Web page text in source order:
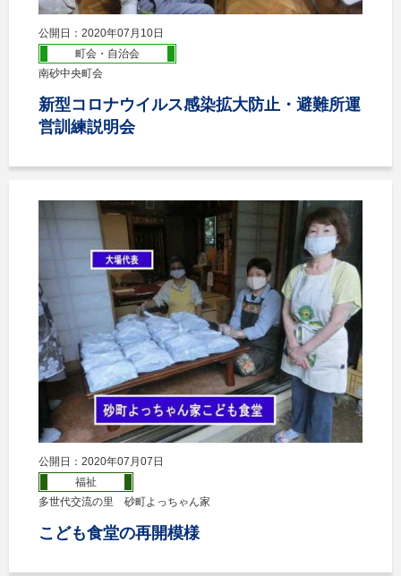
公開日：2020年07月10日
町会・自治会
南砂中央町会
新型コロナウイルス感染拡大防止・避難所運
営訓練説明会
公開日：2020年07月07日
福祉
多世代交流の里 砂町よっちゃん家
こども食堂の再開模様